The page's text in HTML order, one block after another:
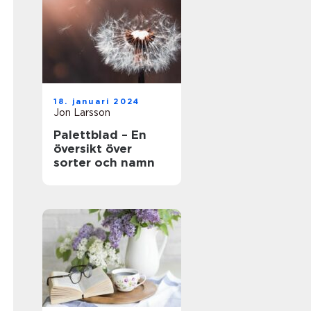
18. januari 2024
Jon Larsson
Palettblad – En
översikt över
sorter och namn